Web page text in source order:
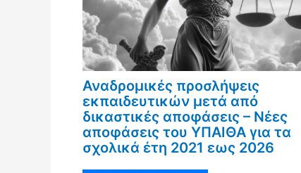
Αναδρομικές προσλήψεις
εκπαιδευτικών μετά από
δικαστικές αποφάσεις – Νέες
αποφάσεις του ΥΠΑΙΘΑ για τα
σχολικά έτη 2021 εως 2026